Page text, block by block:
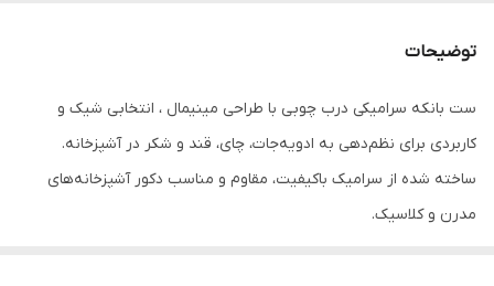
توضیحات
ست بانکه سرامیکی درب چوبی با طراحی مینیمال ، انتخابی شیک و
کاربردی برای نظم‌دهی به ادویه‌جات، چای، قند و شکر در آشپزخانه.
ساخته شده از سرامیک باکیفیت، مقاوم و مناسب دکور آشپزخانه‌های
مدرن و کلاسیک.